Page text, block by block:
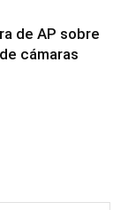
de AP sobre
cámaras